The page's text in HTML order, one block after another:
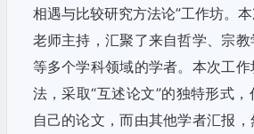
相遇与比较研究方法论”工作坊。
老师主持，汇聚了来自哲学、宗
等多个学科领域的学者。本次工
法，采取“互述论文”的独特形式
自己的论文，而由其他学者汇报